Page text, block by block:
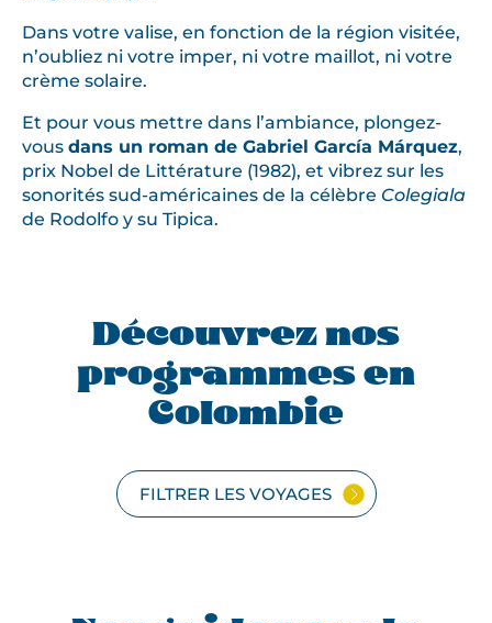
Dans votre valise, en fonction de la région visitée,
n’oubliez ni votre imper, ni votre maillot, ni votre
crème solaire.
Et pour vous mettre dans l’ambiance, plongez-
vous dans un roman de Gabriel García Márquez,
prix Nobel de Littérature (1982), et vibrez sur les
sonorités sud-américaines de la célèbre Colegiala
de Rodolfo y su Tipica.
Découvrez nos
programmes en
Colombie
FILTRER LES VOYAGES